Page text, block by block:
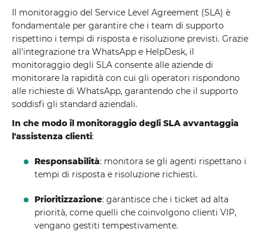
Il monitoraggio del Service Level Agreement (SLA) è
fondamentale per garantire che i team di supporto
rispettino i tempi di risposta e risoluzione previsti. Grazie
all'integrazione tra WhatsApp e HelpDesk, il
monitoraggio degli SLA consente alle aziende di
monitorare la rapidità con cui gli operatori rispondono
alle richieste di WhatsApp, garantendo che il supporto
soddisfi gli standard aziendali.
In che modo il monitoraggio degli SLA avvantaggia
l'assistenza clienti:
Responsabilità: monitora se gli agenti rispettano i
tempi di risposta e risoluzione richiesti.
Prioritizzazione: garantisce che i ticket ad alta
priorità, come quelli che coinvolgono clienti VIP,
vengano gestiti tempestivamente.